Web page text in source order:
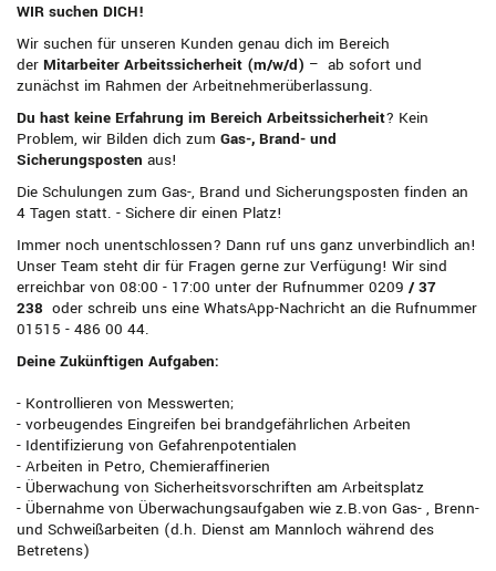
WIR suchen DICH!
Wir suchen für unseren Kunden genau dich im Bereich
der Mitarbeiter Arbeitssicherheit (m/w/d) – ab sofort und
zunächst im Rahmen der Arbeitnehmerüberlassung.
Du hast keine Erfahrung im Bereich Arbeitssicherheit? Kein
Problem, wir Bilden dich zum Gas-, Brand- und
Sicherungsposten aus!
Die Schulungen zum Gas-, Brand und Sicherungsposten finden an
4 Tagen statt. - Sichere dir einen Platz!
Immer noch unentschlossen? Dann ruf uns ganz unverbindlich an!
Unser Team steht dir für Fragen gerne zur Verfügung! Wir sind
erreichbar von 08:00 - 17:00 unter der Rufnummer 0209 / 37
238 oder schreib uns eine WhatsApp-Nachricht an die Rufnummer
01515 - 486 00 44.
Deine Zukünftigen Aufgaben:
- Kontrollieren von Messwerten;
- vorbeugendes Eingreifen bei brandgefährlichen Arbeiten
- Identifizierung von Gefahrenpotentialen
- Arbeiten in Petro, Chemieraffinerien
- Überwachung von Sicherheitsvorschriften am Arbeitsplatz
- Übernahme von Überwachungsaufgaben wie z.B.von Gas- , Brenn-
und Schweißarbeiten (d.h. Dienst am Mannloch während des
Betretens)